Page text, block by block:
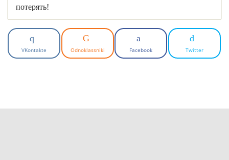
потерять!
VKontakte Odnoklassniki Facebook Twitter